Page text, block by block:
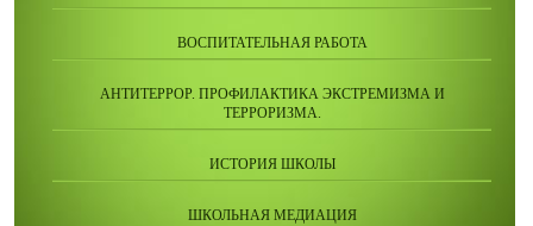
ВОСПИТАТЕЛЬНАЯ РАБОТА
АНТИТЕРРОР. ПРОФИЛАКТИКА ЭКСТРЕМИЗМА И
ТЕРРОРИЗМА.
ИСТОРИЯ ШКОЛЫ
ШКОЛЬНАЯ МЕДИАЦИЯ